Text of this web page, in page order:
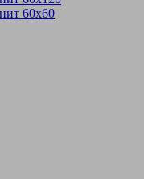
60х60